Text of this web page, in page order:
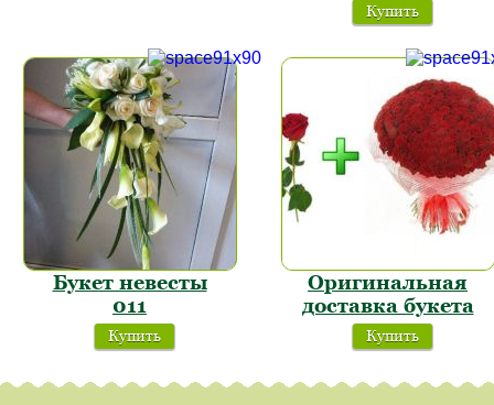
Купить
Букет невесты
011
Купить
Оригинальная
доставка букета
Купить